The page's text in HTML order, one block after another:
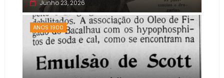
Junho 23, 2026
ANOS 1900